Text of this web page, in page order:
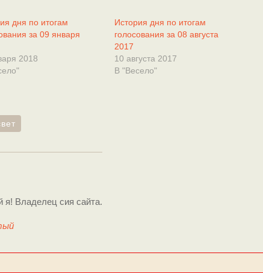
дня по итогам
за 09 января
2018
История дня по итогам
голосования за 08 августа
2017
10 августа 2017
В "Весело"
я! Владелец сия сайта.